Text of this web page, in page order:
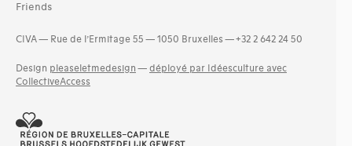
Friends
CIVA — Rue de l’Ermitage 55 — 1050 Bruxelles — +32 2 642 24 50
Design pleaseletmedesign — déployé par Idéesculture avec
CollectiveAccess